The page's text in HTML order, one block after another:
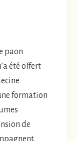
paon
été offert
formation
de